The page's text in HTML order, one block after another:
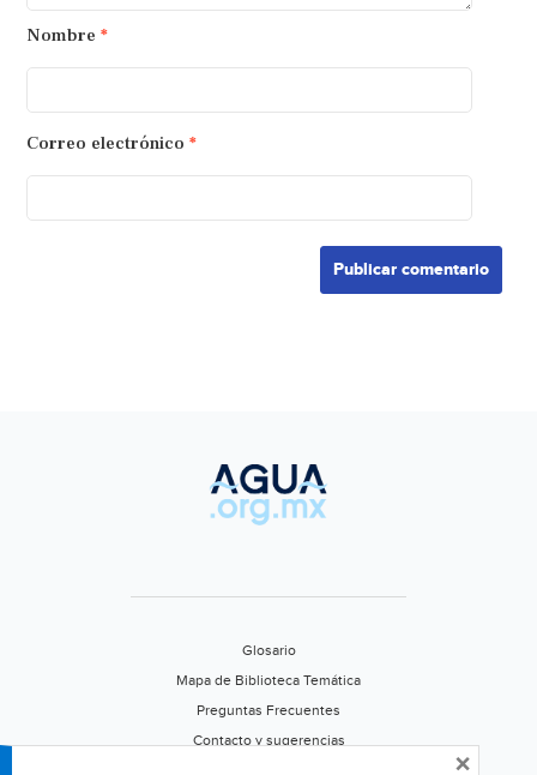
Nombre *
Correo electrónico *
Glosario
Mapa de Biblioteca Temática
Preguntas Frecuentes
Contacto y sugerencias
×